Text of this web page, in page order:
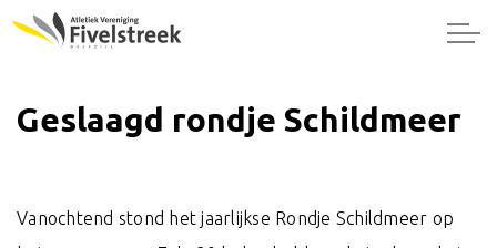
Geslaagd rondje Schildmeer
Vanochtend stond het jaarlijkse Rondje Schildmeer op